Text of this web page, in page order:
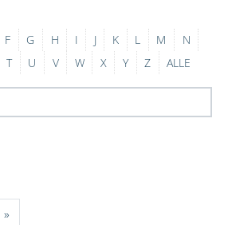
F G H I J K L M
N
T U V W X Y Z ALLE
»